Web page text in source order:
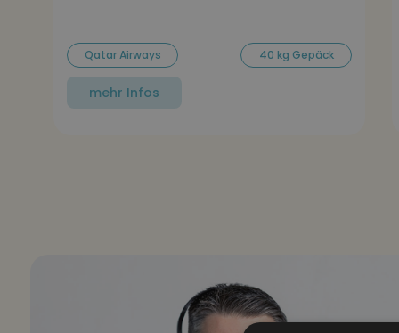
Qatar Airways 40 kg Gepäck
mehr Infos